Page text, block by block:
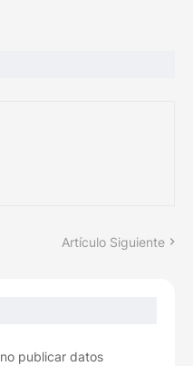
Artículo Siguiente
publicar datos